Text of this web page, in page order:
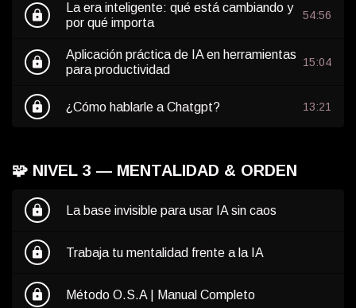
lock
La era inteligente: qué está cambiando y
por qué importa
54:56
lock
Aplicación práctica de IA en herramientas
para productividad
15:04
lock ¿Cómo hablarle a Chatgpt? 13:21
🧩 NIVEL 3 — MENTALIDAD & ORDEN
lock La base invisible para usar IA sin caos
lock Trabaja tu mentalidad frente a la IA
lock Método O.S.A | Manual Completo